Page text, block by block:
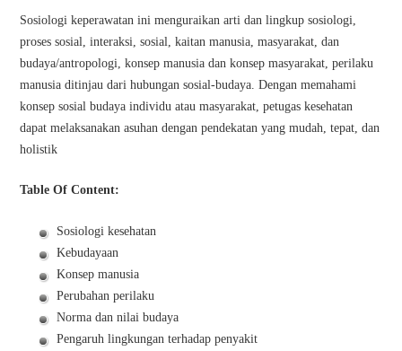
Sosiologi keperawatan ini menguraikan arti dan lingkup sosiologi,
proses sosial, interaksi, sosial, kaitan manusia, masyarakat, dan
budaya/antropologi, konsep manusia dan konsep masyarakat, perilaku
manusia ditinjau dari hubungan sosial-budaya. Dengan memahami
konsep sosial budaya individu atau masyarakat, petugas kesehatan
dapat melaksanakan asuhan dengan pendekatan yang mudah, tepat, dan
holistik
Table Of Content:
Sosiologi kesehatan
Kebudayaan
Konsep manusia
Perubahan perilaku
Norma dan nilai budaya
Pengaruh lingkungan terhadap penyakit